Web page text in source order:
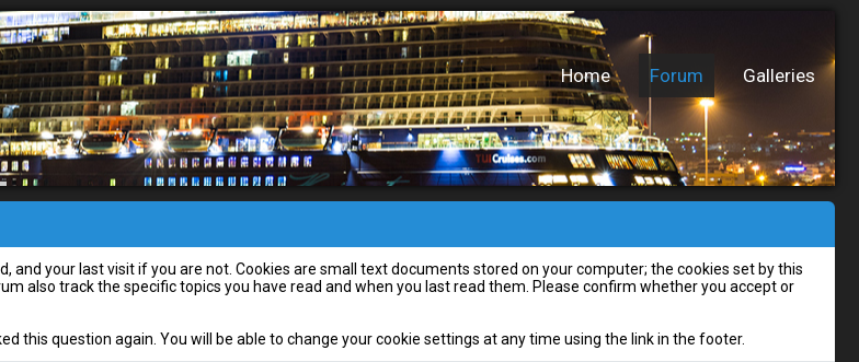
Home Forum Galleries
your last visit if you are not. Cookies are small text documents stored on your computer; the cookies set by this
also track the specific topics you have read and when you last read them. Please confirm whether you accept or
this question again. You will be able to change your cookie settings at any time using the link in the footer.